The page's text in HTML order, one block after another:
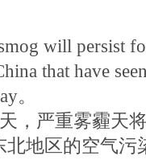
will persist
that have
。
，严重雾霾天
地区的空气污